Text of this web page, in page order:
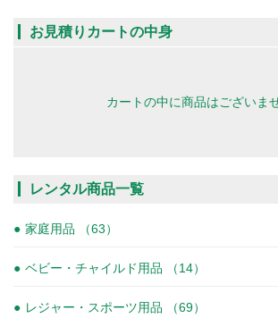
お見積りカートの中身
カートの中に商品はございま
レンタル商品一覧
家庭用品 （63）
ベビー・チャイルド用品 （14）
レジャー・スポーツ用品 （69）